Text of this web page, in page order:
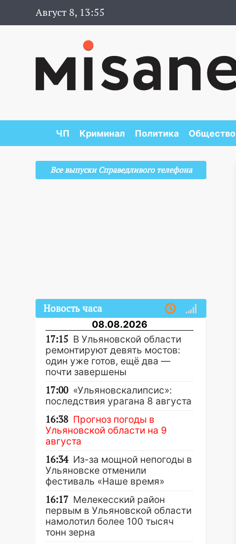
Август 8, 13:55
ЧП Криминал Политика Общество
Все выпуски Справедливого телефона
Новость часа
08.08.2026
17:15 В Ульяновской области
ремонтируют девять мостов:
один уже готов, ещё два —
почти завершены
17:00 «Ульяновскалипсис»:
последствия урагана 8 августа
16:38 Прогноз погоды в
Ульяновской области на 9
августа
16:34 Из-за мощной непогоды в
Ульяновске отменили
фестиваль «Наше время»
16:17 Мелекесский район
первым в Ульяновской области
намолотил более 100 тысяч
тонн зерна